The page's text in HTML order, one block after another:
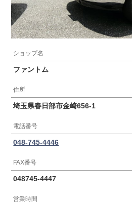
ショップ名
ファントム
住所
埼玉県春日部市金崎656-1
電話番号
048-745-4446
FAX番号
048745-4447
営業時間